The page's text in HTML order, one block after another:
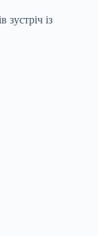
із